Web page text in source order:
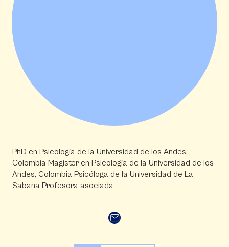
PhD en Psicología de la Universidad de los Andes,
Colombia Magíster en Psicología de la Universidad de los
Andes, Colombia Psicóloga de la Universidad de La
Sabana Profesora asociada